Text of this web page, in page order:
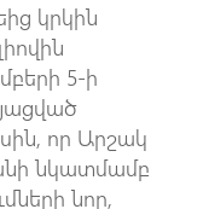
կրկին
5-ի
որ Արշակ
նկատմամբ
նոր,